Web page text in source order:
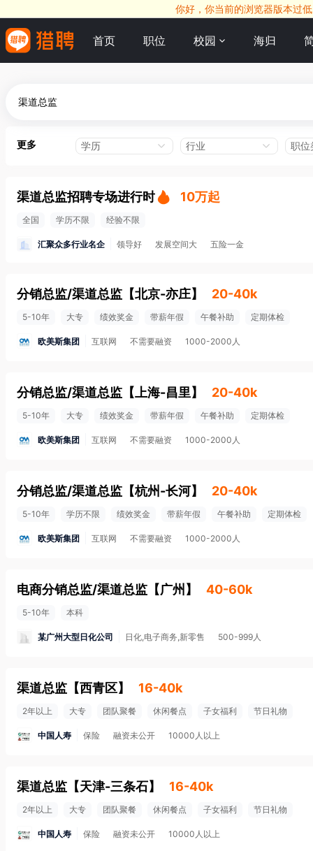
你好，你当前的浏览器版本过
首页 职位 校园 海归
更多 学历 行业 职位
渠道总监招聘专场进行时 10万起
全国 学历不限 经验不限
汇聚众多行业名企 领导好 发展空间大 五险一金
分销总监/渠道总监 【北京-亦庄】 20-40k
5-10年 大专 绩效奖金 带薪年假 午餐补助 定期体检
欧美斯集团 互联网 不需要融资 1000-2000人
分销总监/渠道总监 【 上海-昌里】 20-40k
5-10年 大专 绩效奖金 带薪年假 午餐补助 定期体检
欧美斯集团 互联网 不需要融资 1000-2000人
分销总监/渠道总监 【杭州-长河】 20-40k
5-10年 学历不限 绩效奖金 带薪年假 午餐补助 定期体检
欧美斯集团 互联网 不需要融资 1000-2000人
电商分销总监/渠道总监 【广州 】 40-60k
5-10年 本科
某广州大型日化公司 日化,电子商务,新零售 500-999人
渠道总监 【西青区】 16-40k
2年以上 大专 团队聚餐 休闲餐点 子女福利 节日礼物
中国人寿 保险 融资未公开 10000人以上
渠道总监 【天津-三条石】 16-40k
2年以上 大专 团队聚餐 休闲餐点 子女福利 节日礼物
中国人寿 保险 融资未公开 10000人以上